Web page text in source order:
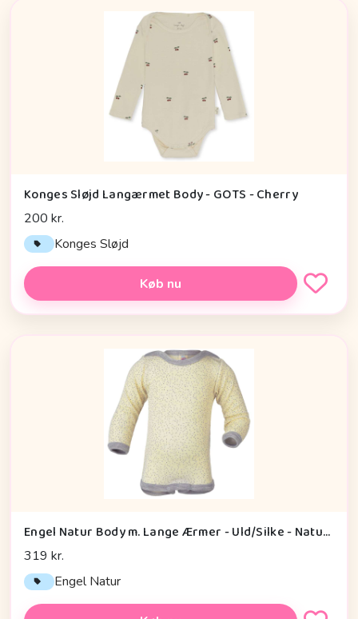
Konges Sløjd Langærmet Body - GOTS - Cherry
200 kr.
Konges Sløjd
Køb nu
Engel Natur Body m. Lange Ærmer - Uld/Silke - Natur Dots
319 kr.
Engel Natur